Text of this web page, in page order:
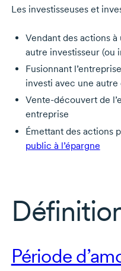
Les investisseuses et
Vendant des actions
autre investisseur (ou
Fusionnant
investi avec une
Vente-découvert de
entreprise
Émettant des actions
public à l’épargne
Période